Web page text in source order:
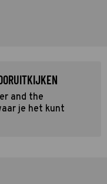
and the
je het kunt